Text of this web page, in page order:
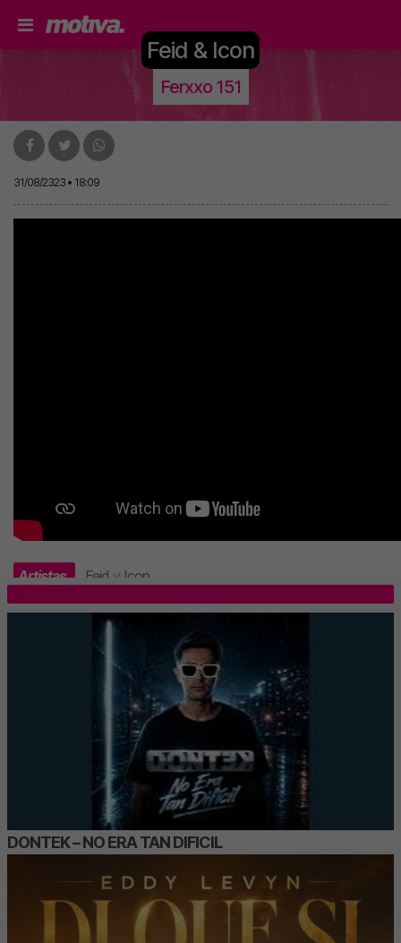
Feid & Icon
Ferxxo 151
31/08/2323 • 18:09
Artistas Feid y Icon
DONTEK – NO ERA TAN DIFICIL